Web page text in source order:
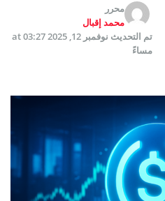
محرر
محمد إقبال
تم التحديث
نوفمبر 12, 2025 at 03:27
مساءً